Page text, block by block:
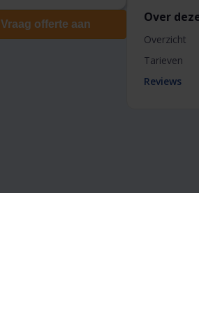
Over
Overzicht
Tarieven
Reviews
Vraag offerte aan